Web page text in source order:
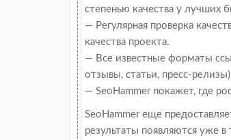
степенью качества у лучших
— Регулярная проверка
качества проекта.
— Все известные форматы
отзывы, статьи, пресс-
— SeoHammer покажет, где
SeoHammer еще
результаты появляются уже